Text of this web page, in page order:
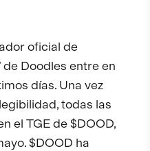
oficial de
de Doodles entre en
días. Una vez
todas las
el TGE de $DOOD,
$DOOD ha